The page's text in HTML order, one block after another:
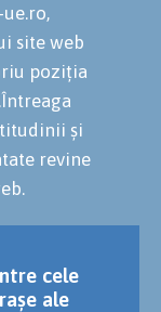
site web
poziția
și
revine
cele
ale